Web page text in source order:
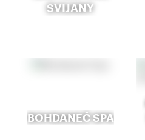
SVIJANY
BOHDANEČ SPA